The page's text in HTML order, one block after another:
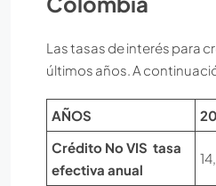
Las tasas de interés para
últimos años. A
AÑOS
Crédito No VIS tasa
efectiva anual